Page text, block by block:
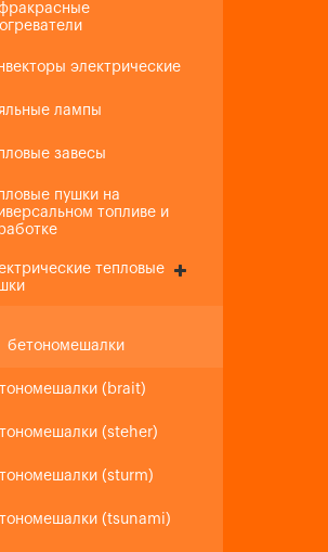
электрические
лампы
завесы
пушки на
топливе и
тепловые
бетономешалки
(brait)
(steher)
(sturm)
(tsunami)